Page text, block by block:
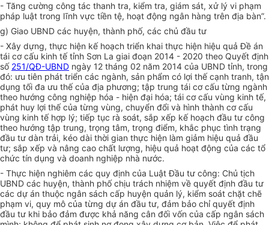
- Tăng cường công tác thanh tra, kiểm tra, giám sát, xử lý vi phạm
pháp luật trong lĩnh vực tiền tệ, hoạt động ngân hàng trên địa bàn”.
g) Giao UBND các huyện, thành phố, các chủ đầu tư
- Xây dựng, thực hiện kế hoạch triển khai thực hiện hiệu quả Đề án
tái cơ cấu kinh tế tỉnh Sơn La giai đoạn 2014 - 2020 theo Quyết định
số 251/QĐ-UBND ngày 12 tháng 02 năm 2014 của UBND tỉnh, trong
đó: ưu tiên phát triển các ngành, sản phẩm có lợi thế cạnh tranh, tận
dụng tối đa ưu thế của địa phương; tập trung tái cơ cấu từng ngành
theo hướng công nghiệp hóa - hiện đại hóa; tái cơ cấu vùng kinh tế,
phát huy lợi thế của từng vùng, chuyển đổi và hình thành cơ cấu
vùng kinh tế hợp lý; tiếp tục rà soát, sắp xếp kế hoạch đầu tư công
theo hướng tập trung, trọng tâm, trọng điểm, khắc phục tình trạng
đầu tư dàn trải, kéo dài thời gian thực hiện làm giảm hiệu quả đầu
tư; sắp xếp và nâng cao chất lượng, hiệu quả hoạt động của các tổ
chức tín dụng và doanh nghiệp nhà nước.
- Thực hiện nghiêm các quy định của Luật Đầu tư công: Chủ tịch
UBND các huyện, thành phố chịu trách nhiệm về quyết định đầu tư
các dự án thuộc ngân sách cấp huyện quản lý, kiểm soát chặt chẽ
phạm vi, quy mô của từng dự án đầu tư, đảm bảo chỉ quyết định
đầu tư khi bảo đảm được khả năng cân đối vốn của cấp ngân sách